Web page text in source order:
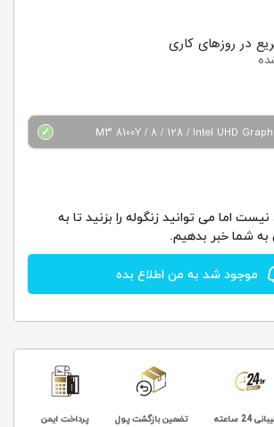
در روزهای کاری
M3 8100Y / 8 / 128 / Intel UHD
نیست اما می توانید زنگوله را بزنید تا به
شما خبر بدهیم.
موجود شد به من اطلاع بده
24 ساعته تضمین بازگشت پول پرداخت ایمن